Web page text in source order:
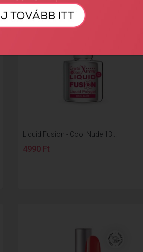
Liquid Fusion - Cool Nude 13...
4990 Ft